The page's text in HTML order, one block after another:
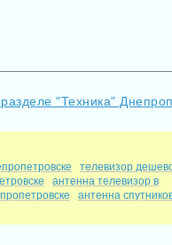
"Техника"
телевизор
антенна телевизор в
антенна